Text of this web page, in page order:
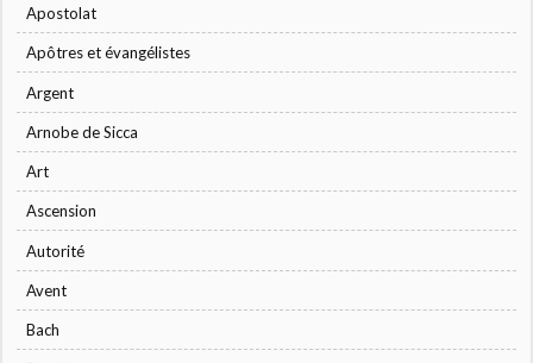
Apostolat
Apôtres et évangélistes
Argent
Arnobe de Sicca
Art
Ascension
Autorité
Avent
Bach